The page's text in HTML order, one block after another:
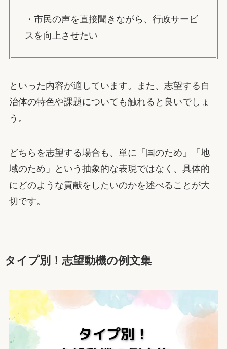
・市民の声を直接聞きながら、行政サービ
スを向上させたい
といった内容が適しています。また、志望する自
治体の特色や課題についても触れると良いでしょ
う。
どちらを志望する場合も、単に「国のため」「地
域のため」という抽象的な表現ではなく、具体的
にどのような貢献をしたいのかを述べることが大
切です。
タイプ別！志望動機の例文集